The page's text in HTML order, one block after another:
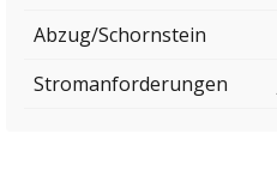
Abzug/Schornstein
Stromanforderungen